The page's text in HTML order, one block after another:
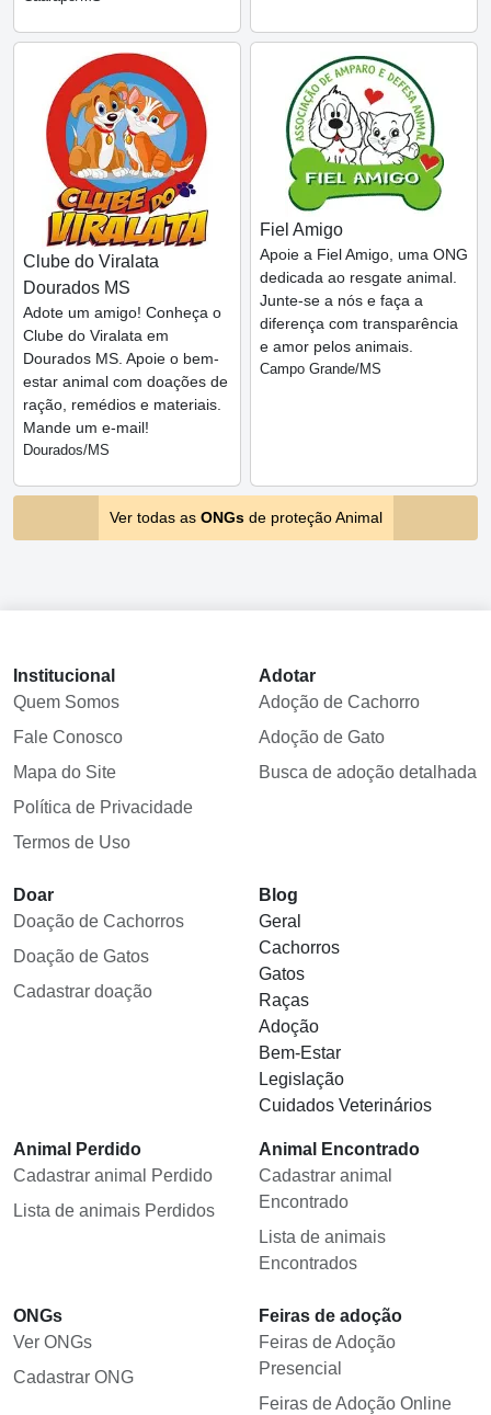
Clube do Viralata
Dourados MS
Adote um amigo! Conheça o
Clube do Viralata em
Dourados MS. Apoie o bem-
estar animal com doações de
ração, remédios e materiais.
Mande um e-mail!
Dourados/MS
Fiel Amigo
Apoie a Fiel Amigo, uma ONG
dedicada ao resgate animal.
Junte-se a nós e faça a
diferença com transparência
e amor pelos animais.
Campo Grande/MS
Ver todas as ONGsde proteção Animal
Institucional
Quem Somos
Fale Conosco
Mapa do Site
Política de Privacidade
Termos de Uso
Adotar
Adoção de Cachorro
Adoção de Gato
Busca de adoção detalhada
Doar
Doação de Cachorros
Doação de Gatos
Cadastrar doação
Blog
Geral
Cachorros
Gatos
Raças
Adoção
Bem-Estar
Legislação
Cuidados Veterinários
Animal Perdido
Cadastrar animal Perdido
Lista de animais Perdidos
Animal Encontrado
Cadastrar animal
Encontrado
Lista de animais
Encontrados
ONGs
Ver ONGs
Cadastrar ONG
Feiras de adoção
Feiras de Adoção
Presencial
Feiras de Adoção Online